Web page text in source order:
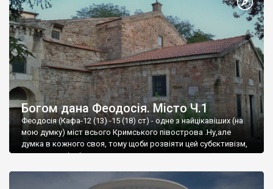
Богом дана Феодосія. Місто Ч.1
Феодосія (Кафа-12 (13) -15 (18) ст) - одне з найцікавіших (на
мою думку) міст всього Кримського півострова .Ну,але
думка в кожного своя, тому щоби розвіяти цей субєктивізм,
запрошую відвідати це